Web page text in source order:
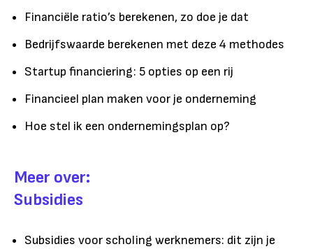
Financiële ratio’s berekenen, zo doe je dat
Bedrijfswaarde berekenen met deze 4 methodes
Startup financiering: 5 opties op een rij
Financieel plan maken voor je onderneming
Hoe stel ik een ondernemingsplan op?
Meer over:
Subsidies
Subsidies voor scholing werknemers: dit zijn je